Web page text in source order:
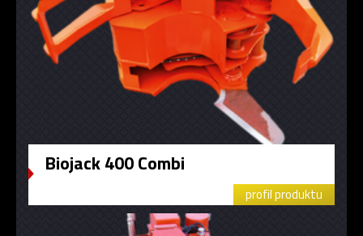
Biojack 400 Combi
profil produktu